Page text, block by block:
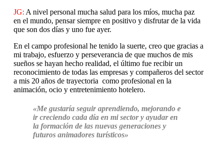
JG: A nivel personal mucha salud para los míos, mucha paz
en el mundo, pensar siempre en positivo y disfrutar de la vida
que son dos días y uno fue ayer.
En el campo profesional he tenido la suerte, creo que gracias a
mi trabajo, esfuerzo y perseverancia de que muchos de mis
sueños se hayan hecho realidad, el último fue recibir un
reconocimiento de todas las empresas y compañeros del sector
a mis 20 años de trayectoria como profesional en la
animación, ocio y entretenimiento hotelero.
«Me gustaría seguir aprendiendo, mejorando e
ir creciendo cada día en mi sector y ayudar en
la formación de las nuevas generaciones y
futuros animadores turísticos»